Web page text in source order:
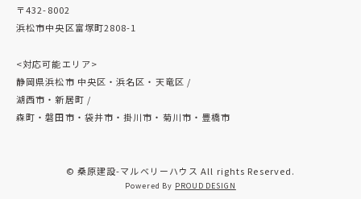
〒432-8002
浜松市中央区富塚町2808-1
<対応可能エリア>
静岡県浜松市 中央区・浜名区・天竜区 /
湖西市・新居町 /
森町・磐田市・袋井市・掛川市・菊川市・豊橋市
© 桑原建設-マルベリーハウス All rights Reserved.
Powered By PROUD DESIGN